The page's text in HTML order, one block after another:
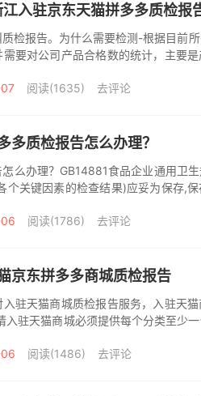
入驻京东天猫拼多多质检报
检报告。为什么需要检测-根据目前
要对公司产品合格数的统计，主要是
阅读(1635) 去评论
多质检报告怎么办理？
么办理？GB14881食品企业通用卫
个关键因素的检查结果)应妥为保存,保
阅读(1786) 去评论
京东拼多多商城质检报告
驻天猫商城质检报告服务，入驻天
驻天猫商城必须提供每个分类至少一
阅读(1486) 去评论